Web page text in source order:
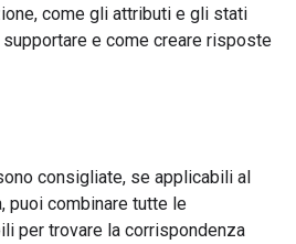
come gli attributi e gli stati
e come creare risposte
consigliate, se applicabili al
puoi combinare tutte le
per trovare la corrispondenza